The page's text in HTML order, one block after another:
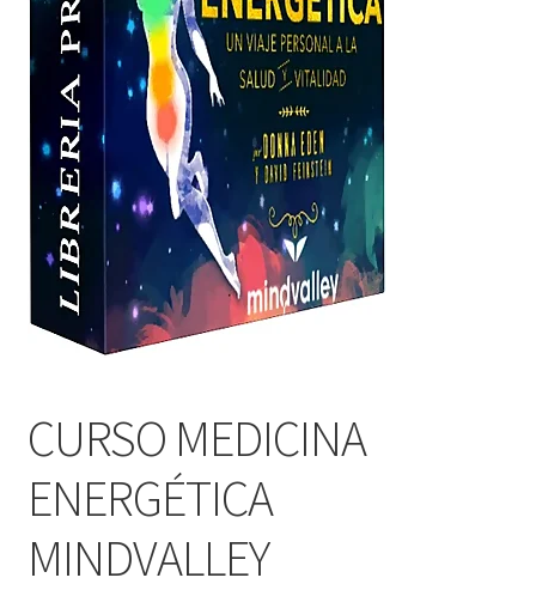
CURSO MEDICINA
ENERGÉTICA
MINDVALLEY